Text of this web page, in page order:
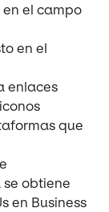
el campo
en el
enlaces
que
obtiene
en Business